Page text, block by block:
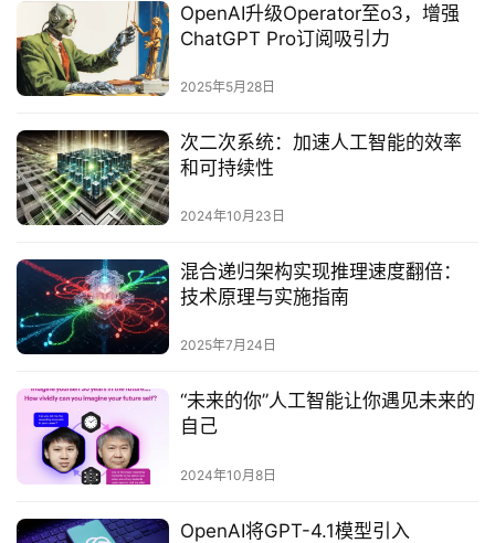
OpenAI升级Operator至o3，增强
ChatGPT Pro订阅吸引力‌
2025年5月28日
次二次系统：加速人工智能的效率
和可持续性
2024年10月23日
混合递归架构实现推理速度翻倍：
技术原理与实施指南‌
2025年7月24日
“未来的你”人工智能让你遇见未来的
自己
2024年10月8日
OpenAI将GPT-4.1模型引入